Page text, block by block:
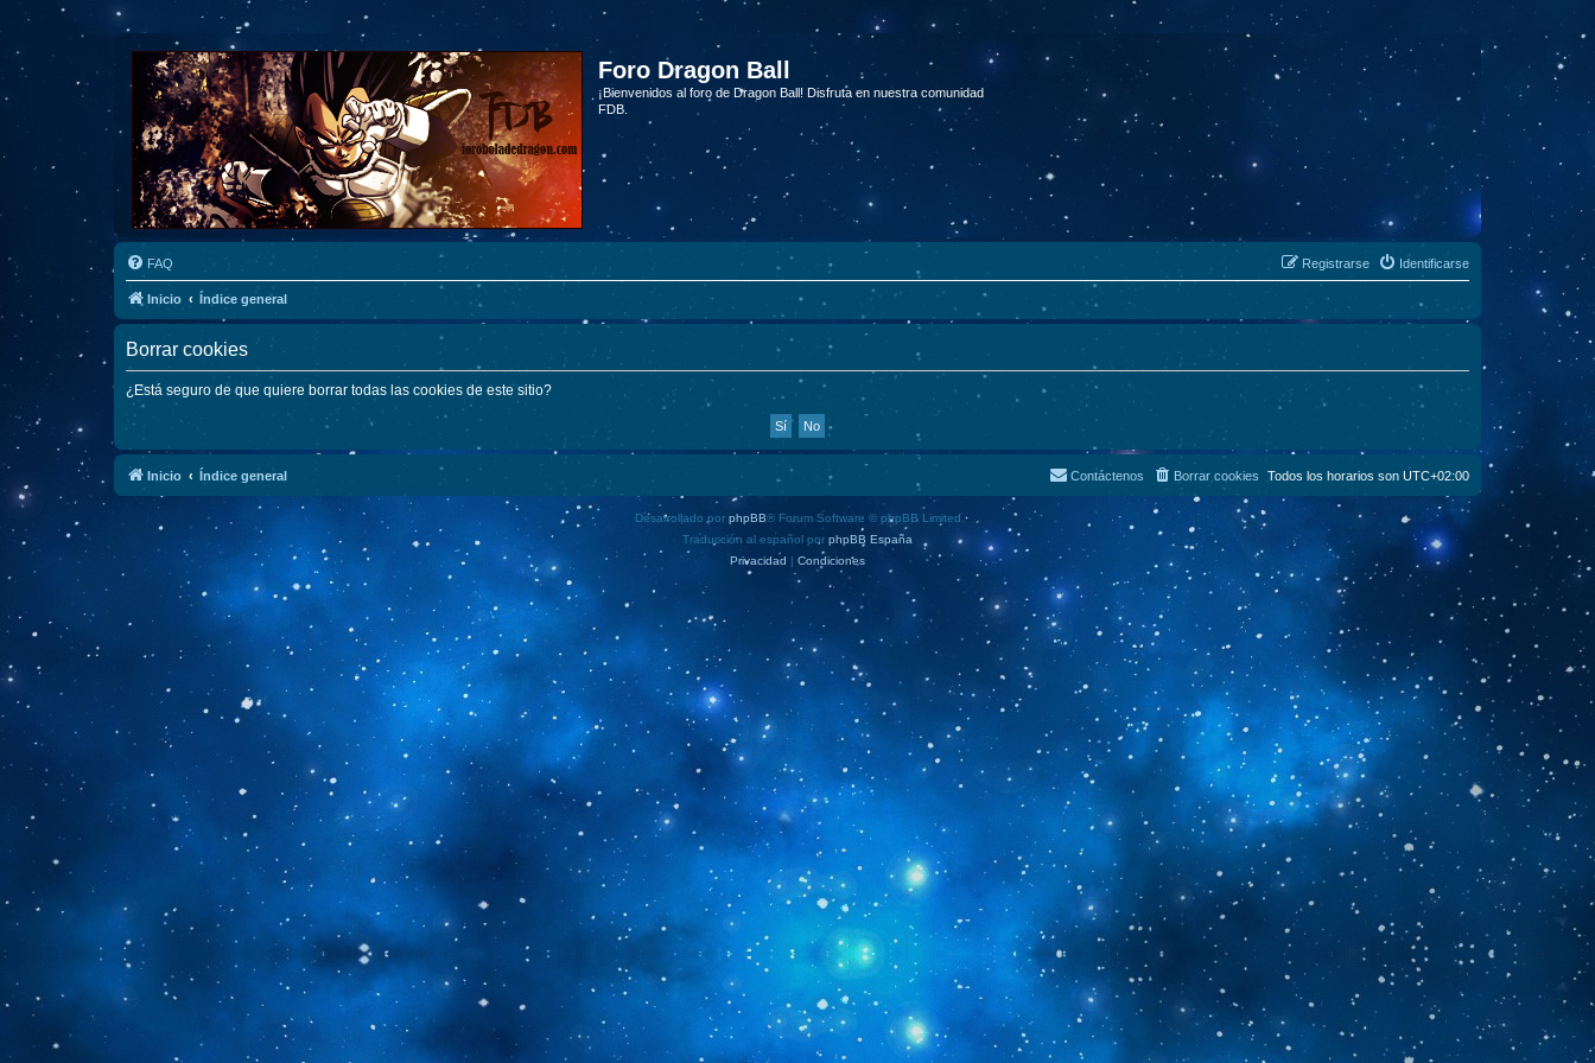
Foro Dragon Ball
¡Bienvenidos al foro de Dragon Ball! Disfruta en nuestra comunidad
FDB.
FAQ Identificarse
Registrarse
Inicio Índice general
Borrar cookies
¿Está seguro de que quiere borrar todas las cookies de este sitio?
Inicio Índice general Todos los horarios son UTC+02:00
Borrar cookies
Contáctenos
Desarrollado por phpBB® Forum Software © phpBB Limited
Traducción al español por phpBB España
Privacidad | Condiciones